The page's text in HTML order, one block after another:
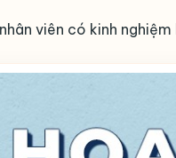
viên có kinh